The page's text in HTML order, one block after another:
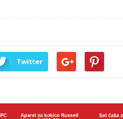
Twitter